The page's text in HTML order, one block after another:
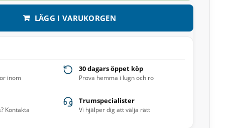
LÄGG I VARUKORGEN
inom
30 dagars öppet köp
Prova hemma i lugn och ro
Kontakta
Trumspecialister
Vi hjälper dig att välja rätt